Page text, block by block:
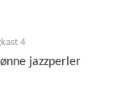
4
jazzperler